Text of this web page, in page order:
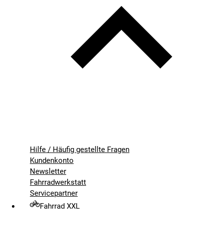
Hilfe / Häufig gestellte Fragen
Kundenkonto
Newsletter
Fahrradwerkstatt
Servicepartner
Fahrrad XXL